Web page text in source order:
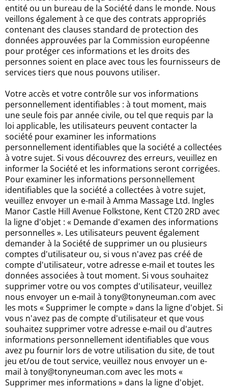
entité ou un bureau de la Société dans le monde. Nous
veillons également à ce que des contrats appropriés
contenant des clauses standard de protection des
données approuvées par la Commission européenne
pour protéger ces informations et les droits des
personnes soient en place avec tous les fournisseurs de
services tiers que nous pouvons utiliser.
Votre accès et votre contrôle sur vos informations
personnellement identifiables : à tout moment, mais
une seule fois par année civile, ou tel que requis par la
loi applicable, les utilisateurs peuvent contacter la
société pour examiner les informations
personnellement identifiables que la société a collectées
à votre sujet. Si vous découvrez des erreurs, veuillez en
informer la Société et les informations seront corrigées.
Pour examiner les informations personnellement
identifiables que la société a collectées à votre sujet,
veuillez envoyer un e-mail à Amma Massage Ltd. Ingles
Manor Castle Hill Avenue Folkstone, Kent CT20 2RD avec
la ligne d'objet : « Demande d'examen des informations
personnelles ». Les utilisateurs peuvent également
demander à la Société de supprimer un ou plusieurs
comptes d'utilisateur ou, si vous n'avez pas créé de
compte d'utilisateur, votre adresse e-mail et toutes les
données associées à tout moment. Si vous souhaitez
supprimer votre ou vos comptes d'utilisateur, veuillez
nous envoyer un e-mail à tony@tonyneuman.com avec
les mots « Supprimer le compte » dans la ligne d'objet. Si
vous n'avez pas de compte d'utilisateur et que vous
souhaitez supprimer votre adresse e-mail ou d'autres
informations personnellement identifiables que vous
avez pu fournir lors de votre utilisation du site, de tout
jeu et/ou de tout service, veuillez nous envoyer un e-
mail à tony@tonyneuman.com avec les mots «
Supprimer mes informations » dans la ligne d'objet.